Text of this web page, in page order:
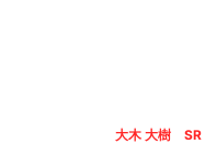
大木 大樹 SR